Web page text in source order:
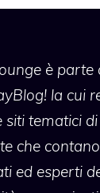
è parte
la cui
siti tematici
che
ed esperti